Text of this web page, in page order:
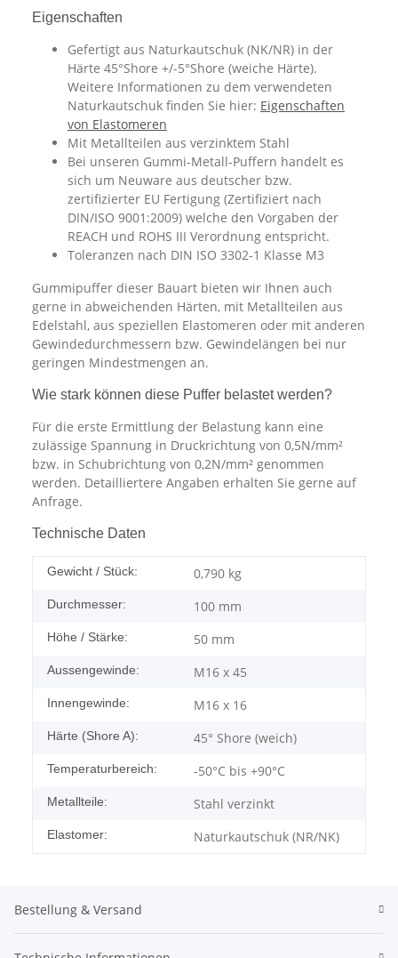
Eigenschaften
Gefertigt aus Naturkautschuk (NK/NR) in der
Härte 45°Shore +/-5°Shore (weiche Härte).
Weitere Informationen zu dem verwendeten
Naturkautschuk finden Sie hier: Eigenschaften
von Elastomeren
Mit Metallteilen aus verzinktem Stahl
Bei unseren Gummi-Metall-Puffern handelt es
sich um Neuware aus deutscher bzw.
zertifizierter EU Fertigung (Zertifiziert nach
DIN/ISO 9001:2009) welche den Vorgaben der
REACH und ROHS III Verordnung entspricht.
Toleranzen nach DIN ISO 3302-1 Klasse M3
Gummipuffer dieser Bauart bieten wir Ihnen auch
gerne in abweichenden Härten, mit Metallteilen aus
Edelstahl, aus speziellen Elastomeren oder mit anderen
Gewindedurchmessern bzw. Gewindelängen bei nur
geringen Mindestmengen an.
Wie stark können diese Puffer belastet werden?
Für die erste Ermittlung der Belastung kann eine
zulässige Spannung in Druckrichtung von 0,5N/mm²
bzw. in Schubrichtung von 0,2N/mm² genommen
werden. Detailliertere Angaben erhalten Sie gerne auf
Anfrage.
Technische Daten
Gewicht / Stück: 0,790 kg
Durchmesser: 100 mm
Höhe / Stärke: 50 mm
Aussengewinde: M16 x 45
Innengewinde: M16 x 16
Härte (Shore A): 45° Shore (weich)
Temperaturbereich: -50°C bis +90°C
Metallteile: Stahl verzinkt
Elastomer: Naturkautschuk (NR/NK)
Bestellung & Versand